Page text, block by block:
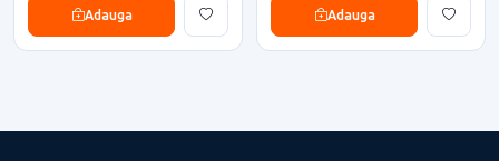
Adauga Adauga